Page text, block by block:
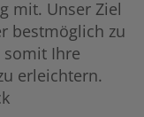
mit. Unser Ziel
bestmöglich zu
Ihre
erleichtern.